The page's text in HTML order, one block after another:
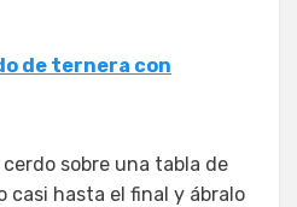
de ternera con
sobre una tabla de
casi hasta el final y ábralo